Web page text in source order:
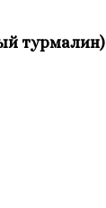
турмалин)